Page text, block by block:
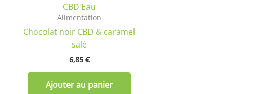
CBD'Eau
Alimentation
Chocolat noir CBD & caramel
salé
6,85 €
Ajouter au panier